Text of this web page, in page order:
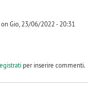
Gio, 23/06/2022 - 20:31
per inserire commenti.